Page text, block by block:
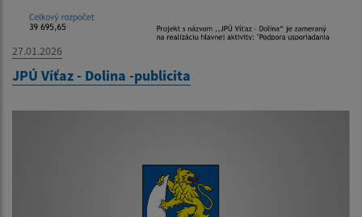
27.01.2026
JPÚ Víťaz - Dolina -publicita